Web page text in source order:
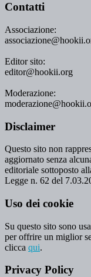
Contatti
Associazione:
Editor sito:
editor@hookii.org
Moderazione:
Disclaimer
Questo sito non
aggiornato senza
editoriale sottoposto
Legge n. 62 del
Uso dei cookie
Su questo sito sono
per offrire un miglior
clicca qui.
Privacy Policy